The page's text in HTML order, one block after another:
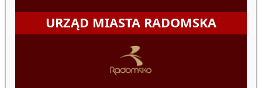
URZĄD MIASTA RADOMSKA